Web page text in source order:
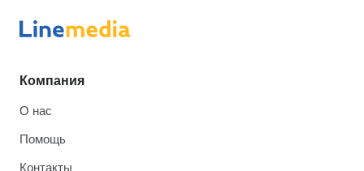
Компания
О нас
Помощь
Контакты